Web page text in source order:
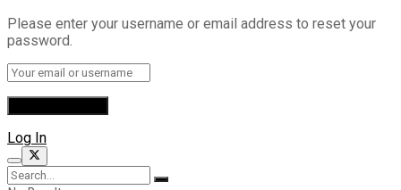
Please enter your username or email address to reset your
password.
Log In